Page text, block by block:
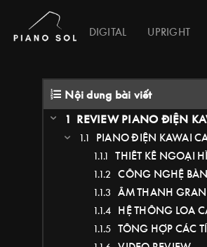
DIGITAL UPRIGHT
Nội dung bài viết
REVIEW PIANO ĐIỆN
PIANO ĐIỆN KAWAI
THIẾT KẾ NGOẠI
CÔNG NGHỆ
ÂM THANH
HỆ THỐNG LOA
TỔNG HỢP CÁC